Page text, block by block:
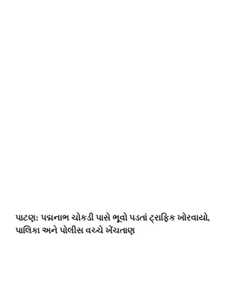
પાટણ: પદ્મનાભ ચોકડી પાસે ભૂવો પડતાં ટ્રાફિક ખોરવાયો,
પાલિકા અને પોલીસ વચ્ચે ખેંચતાણ